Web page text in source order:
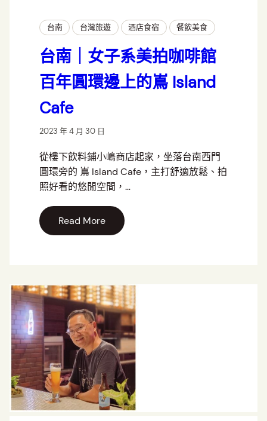
台南 台灣旅遊 酒店食宿 餐飲美食
台南｜女子系美拍咖啡館
百年圓環邊上的嶌 Island
Cafe
2023 年 4 月 30 日
從樓下飲料鋪小嶋商店起家，坐落台南西門
圓環旁的 嶌 Island Cafe，主打舒適放鬆、拍
照好看的悠閒空間，…
Read More